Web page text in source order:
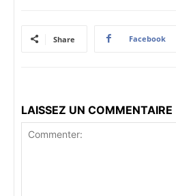
Share Facebook
LAISSEZ UN COMMENTAIRE